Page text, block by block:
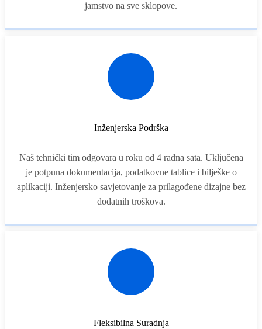
jamstvo na sve sklopove.
Inženjerska Podrška
Naš tehnički tim odgovara u roku od 4 radna sata. Uključena
je potpuna dokumentacija, podatkovne tablice i bilješke o
aplikaciji. Inženjersko savjetovanje za prilagođene dizajne bez
dodatnih troškova.
Fleksibilna Suradnja